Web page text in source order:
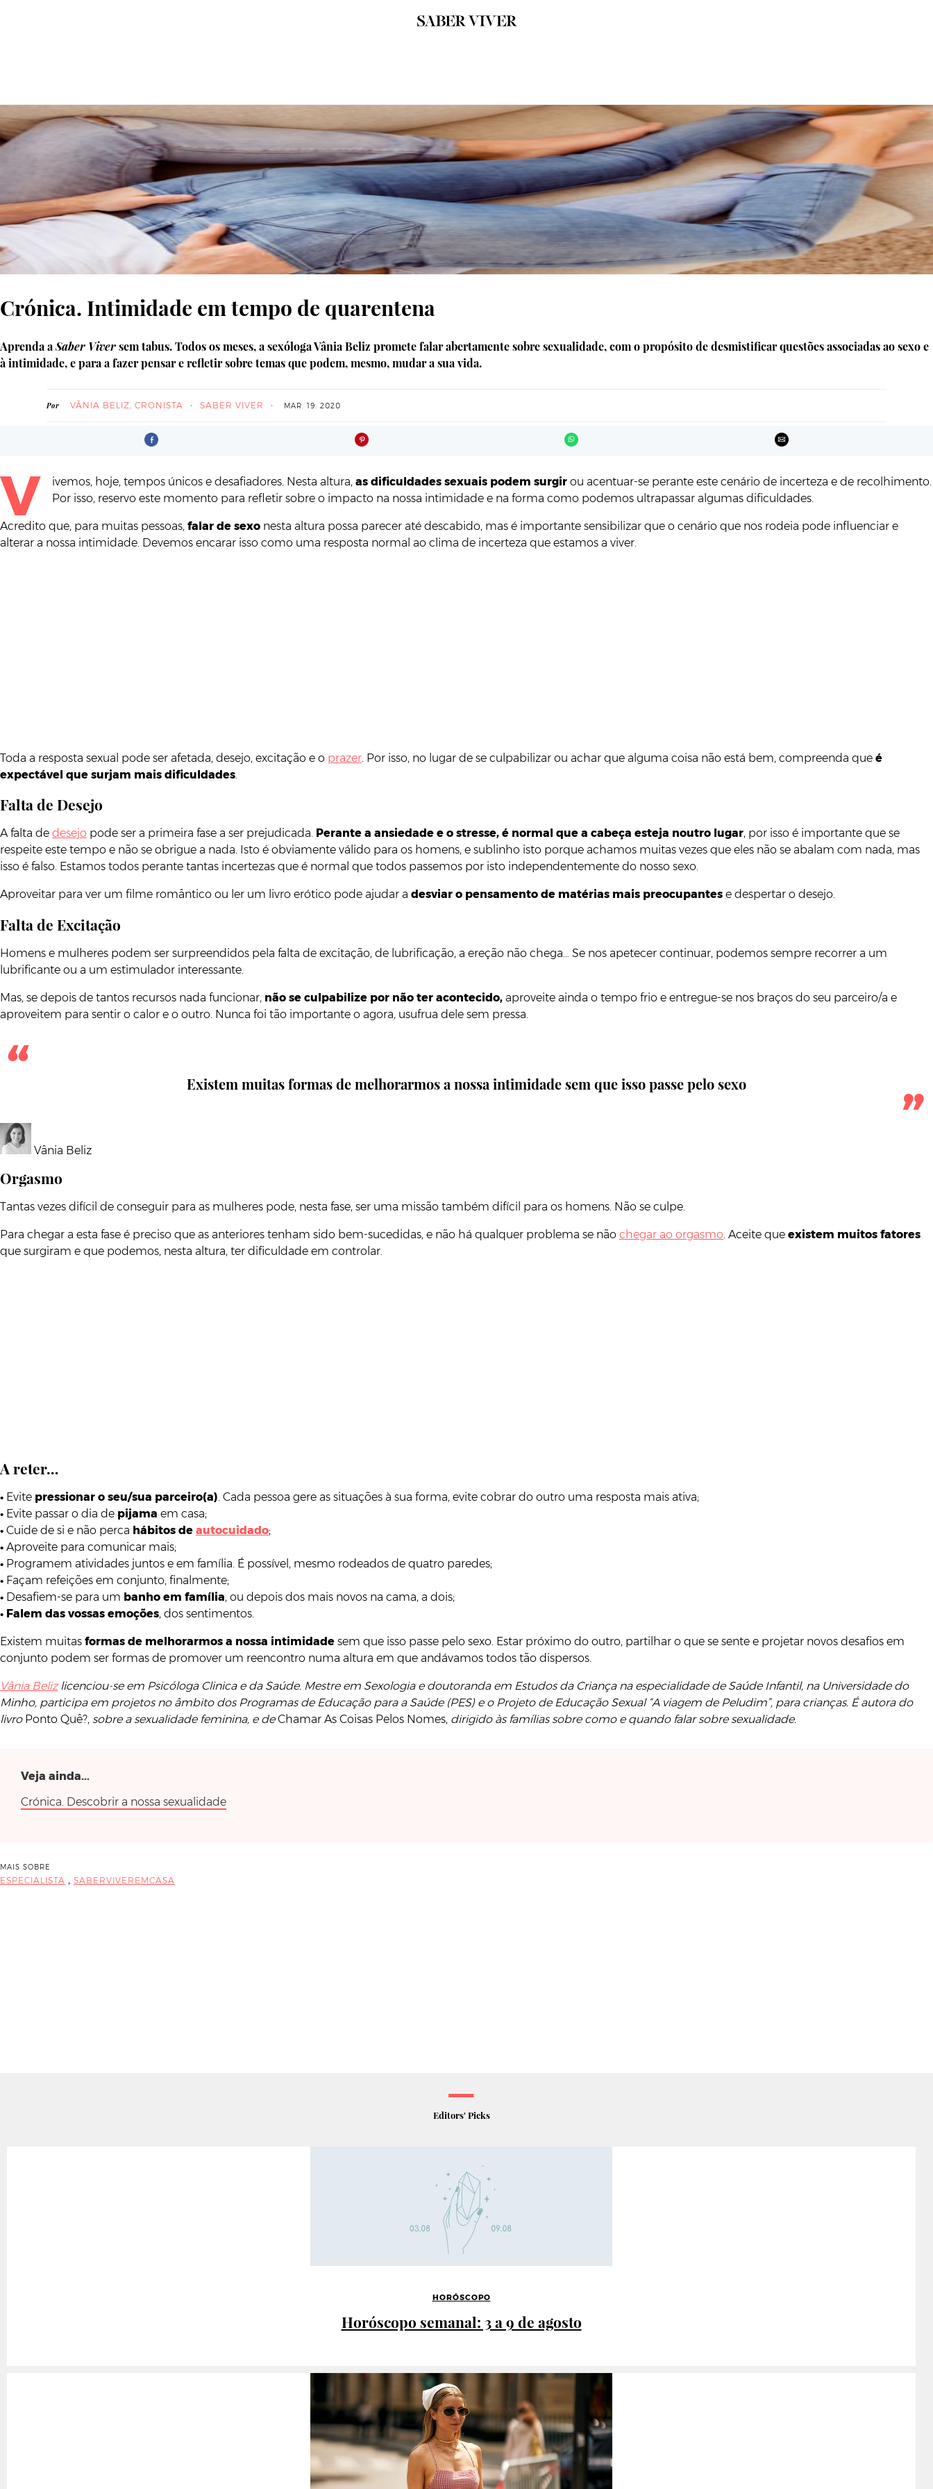
© Getty Images
Crónica. Intimidade em tempo de quarentena
Aprenda aSaber Viversem tabus. Todos os meses, a sexóloga Vânia Beliz promete falar abertamente sobre sexualidade, com o propósito de desmistificar questões associadas ao sexo e
à intimidade, e para a fazer pensar e refletir sobre temas que podem, mesmo, mudar a sua vida.
Por VÂNIA BELIZ, CRONISTA SABER VIVER MAR. 19. 2020
V ivemos, hoje, tempos únicos e desafiadores. Nesta altura, as dificuldades sexuais podem surgir ou acentuar-se perante este cenário de incerteza e de recolhimento.
Por isso, reservo este momento para refletir sobre o impacto na nossa intimidade e na forma como podemos ultrapassar algumas dificuldades.
Acredito que, para muitas pessoas, falar de sexo nesta altura possa parecer até descabido, mas é importante sensibilizar que o cenário que nos rodeia pode influenciar e
alterar a nossa intimidade. Devemos encarar isso como uma resposta normal ao clima de incerteza que estamos a viver.
Toda a resposta sexual pode ser afetada, desejo, excitação e o prazer . Por isso, no lugar de se culpabilizar ou achar que alguma coisa não está bem, compreenda que é
expectável que surjam mais dificuldades
Falta de Desejo
A falta de desejo pode ser a primeira fase a ser prejudicada. Perante a ansiedade e o stresse, é normal que a cabeça esteja noutro lugar, por isso é importante que se
respeite este tempo e não se obrigue a nada. Isto é obviamente válido para os homens, e sublinho isto porque achamos muitas vezes que eles não se abalam com nada, mas
isso é falso. Estamos todos perante tantas incertezas que é normal que todos passemos por isto independentemente do nosso sexo.
Aproveitar para ver um filme romântico ou ler um livro erótico pode ajudar a desviar o pensamento de matérias mais preocupantes e despertar o desejo.
Falta de Excitação
Homens e mulheres podem ser surpreendidos pela falta de excitação, de lubrificação, a ereção não chega… Se nos apetecer continuar, podemos sempre recorrer a um
lubrificante ou a um estimulador interessante.
Mas, se depois de tantos recursos nada funcionar, não se culpabilize por não ter acontecido, aproveite ainda o tempo frio e entregue-se nos braços do seu parceiro/a e
aproveitem para sentir o calor e o outro. Nunca foi tão importante o agora, usufrua dele sem pressa.
Existem muitas formas de melhorarmos a nossa intimidade sem que isso passe pelo sexo
Vânia Beliz
Orgasmo
Tantas vezes difícil de conseguir para as mulheres pode, nesta fase, ser uma missão também difícil para os homens. Não se culpe.
Para chegar a esta fase é preciso que as anteriores tenham sido bem-sucedidas, e não há qualquer problema se não chegar ao orgasmo. Aceite que existem muitos fatores
que surgiram e que podemos, nesta altura, ter dificuldade em controlar.
A reter…
• Evite pressionar o seu/sua parceiro(a). Cada pessoa gere as situações à sua forma, evite cobrar do outro uma resposta mais ativa;
• Evite passar o dia de pijama em casa;
• Cuide de si e não perca hábitos de autocuidado;
• Aproveite para comunicar mais;
• Programem atividades juntos e em família. É possível, mesmo rodeados de quatro paredes;
• Façam refeições em conjunto, finalmente;
• Desafiem-se para um banho em família, ou depois dos mais novos na cama, a dois;
• Falem das vossas emoções, dos sentimentos.
Existem muitas formas de melhorarmos a nossa intimidade sem que isso passe pelo sexo. Estar próximo do outro, partilhar o que se sente e projetar novos desafios em
conjunto podem ser formas de promover um reencontro numa altura em que andávamos todos tão dispersos.
Vânia Belizlicenciou-se em Psicóloga Clinica e da Saúde. Mestre em Sexologia e doutoranda em Estudos da Criança na especialidade de Saúde Infantil, na Universidade do
Minho, participa em projetos no âmbito dos Programas de Educação para a Saúde (PES) e o Projeto de Educação Sexual “A viagem de Peludim”, para crianças. É autora do
livro Ponto Quê?, sobre a sexualidade feminina, e deChamar As Coisas Pelos Nomes, dirigido às famílias sobre como e quando falar sobre sexualidade.
Veja ainda...
Crónica. Descobrir a nossa sexualidade
MAIS SOBRE
ESPECIALISTA , SABERVIVEREMCASA
Editors' Picks
HORÓSCOPO
Horóscopo semanal: 3 a 9 de agosto